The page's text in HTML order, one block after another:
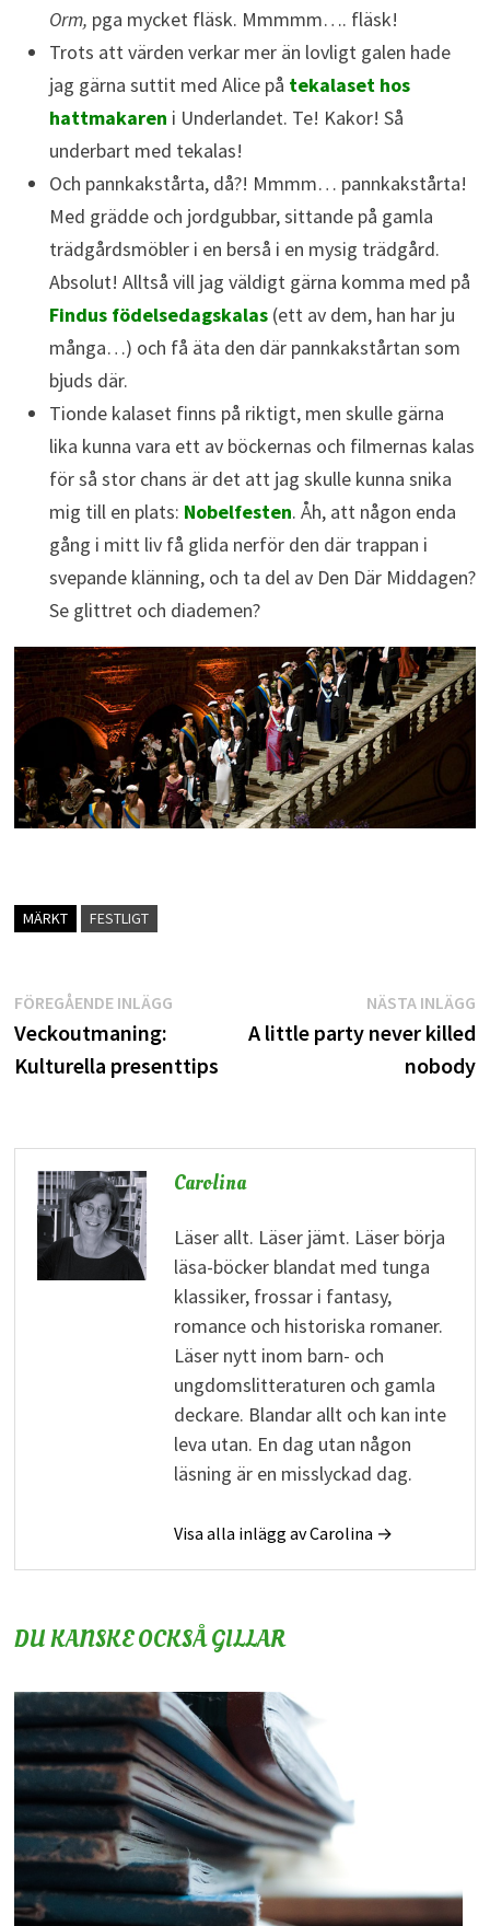
Orm, pga mycket fläsk. Mmmmm…. fläsk!
Trots att värden verkar mer än lovligt galen hade
jag gärna suttit med Alice på tekalaset hos
hattmakaren i Underlandet. Te! Kakor! Så
underbart med tekalas!
Och pannkakstårta, då?! Mmmm… pannkakstårta!
Med grädde och jordgubbar, sittande på gamla
trädgårdsmöbler i en berså i en mysig trädgård.
Absolut! Alltså vill jag väldigt gärna komma med på
Findus födelsedagskalas (ett av dem, han har ju
många…) och få äta den där pannkakstårtan som
bjuds där.
Tionde kalaset finns på riktigt, men skulle gärna
lika kunna vara ett av böckernas och filmernas kalas
för så stor chans är det att jag skulle kunna snika
mig till en plats: Nobelfesten. Åh, att någon enda
gång i mitt liv få glida nerför den där trappan i
svepande klänning, och ta del av Den Där Middagen?
Se glittret och diademen?
MÄRKT FESTLIGT
Inläggsnavigering
FÖREGÅENDE INLÄGGFöregående
Veckoutmaning:
Kulturella presenttips
NÄSTA INLÄGG
A little party never killed
nobody
Carolina
Läser allt. Läser jämt. Läser börja
läsa-böcker blandat med tunga
klassiker, frossar i fantasy,
romance och historiska romaner.
Läser nytt inom barn- och
ungdomslitteraturen och gamla
deckare. Blandar allt och kan inte
leva utan. En dag utan någon
läsning är en misslyckad dag.
Visa alla inlägg av Carolina →
DU KANSKE OCKSÅ GILLAR